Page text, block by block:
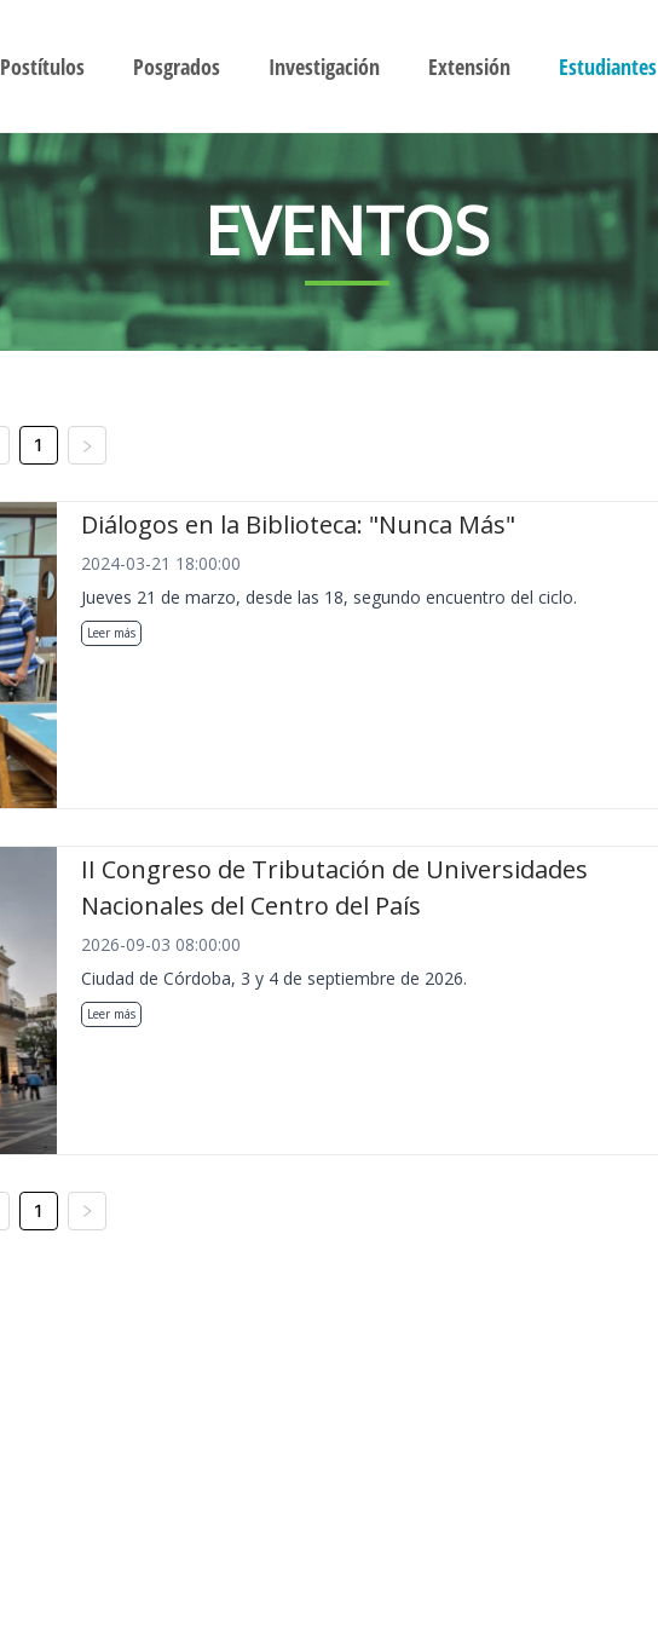
Postítulos Posgrados Investigación Extensión Estudiantes
EVENTOS
1
Diálogos en la Biblioteca: "Nunca Más"
2024-03-21 18:00:00
Jueves 21 de marzo, desde las 18, segundo encuentro del ciclo.
Leer más
II Congreso de Tributación de Universidades
Nacionales del Centro del País
2026-09-03 08:00:00
Ciudad de Córdoba, 3 y 4 de septiembre de 2026.
Leer más
1